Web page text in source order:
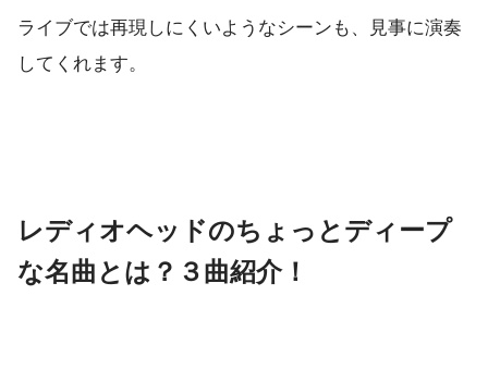
ライブでは再現しにくいようなシーンも、見事に演奏
してくれます。
レディオヘッドのちょっとディープ
な名曲とは？３曲紹介！